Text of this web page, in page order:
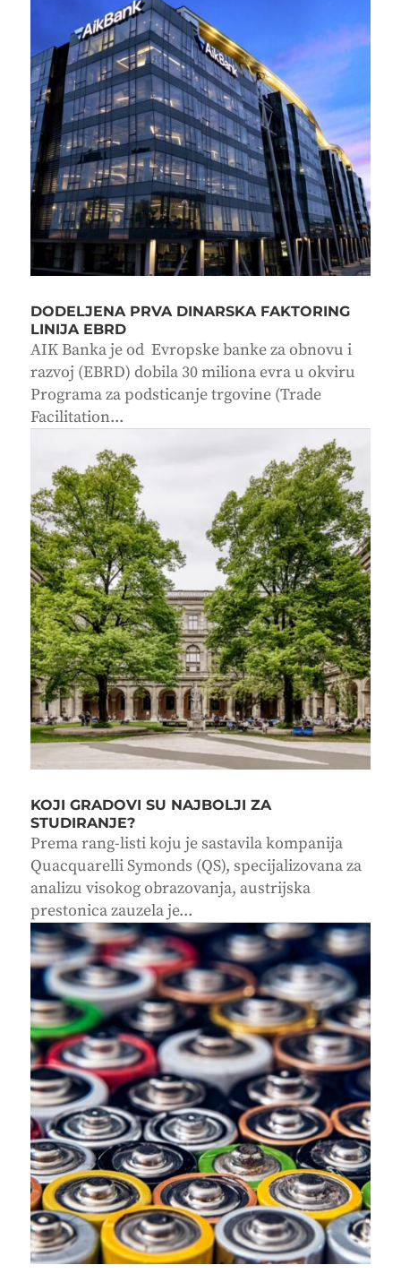
DODELJENA PRVA DINARSKA FAKTORING
LINIJA EBRD
AIK Banka je od Evropske banke za obnovu i
razvoj (EBRD) dobila 30 miliona evra u okviru
Programa za podsticanje trgovine (Trade
Facilitation...
KOJI GRADOVI SU NAJBOLJI ZA
STUDIRANJE?
Prema rang-listi koju je sastavila kompanija
Quacquarelli Symonds (QS), specijalizovana za
analizu visokog obrazovanja, austrijska
prestonica zauzela je...